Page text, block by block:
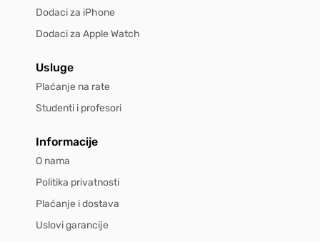
Dodaci za iPhone
Dodaci za Apple Watch
Usluge
Plaćanje na rate
Studenti i profesori
Informacije
O nama
Politika privatnosti
Plaćanje i dostava
Uslovi garancije